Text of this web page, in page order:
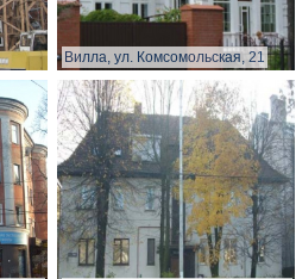
Вилла, ул. Комсомольская, 21